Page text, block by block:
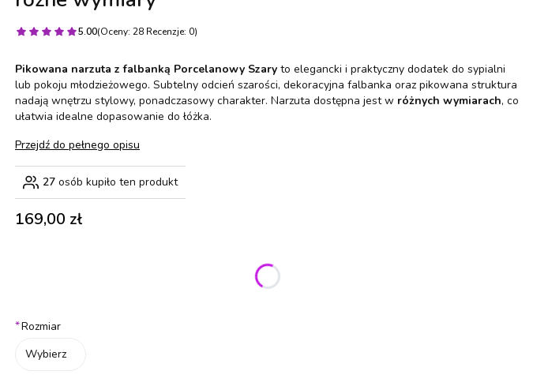
5.00(Oceny: 28 Recenzje: 0)
Pikowana narzuta z falbanką Porcelanowy Szary to elegancki i praktyczny dodatek do sypialni
lub pokoju młodzieżowego. Subtelny odcień szarości, dekoracyjna falbanka oraz pikowana struktura
nadają wnętrzu stylowy, ponadczasowy charakter. Narzuta dostępna jest w różnych wymiarach, co
ułatwia idealne dopasowanie do łóżka.
Przejdź do pełnego opisu
27 osób kupiło ten produkt
Cena
169,00 zł
*Rozmiar
Wybierz